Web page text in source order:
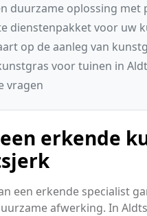
duurzame oplossing
dienstenpakket voor uw
op de aanleg van
voor tuinen in
vragen
erkende
een erkende specialist
afwerking. In